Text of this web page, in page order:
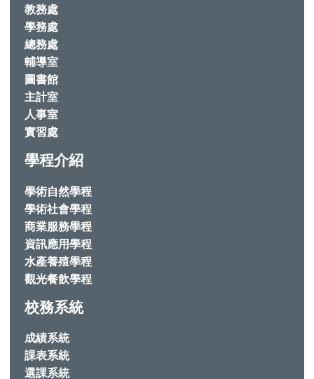
教務處
學務處
總務處
輔導室
圖書館
主計室
人事室
實習處
學程介紹
學術自然學程
學術社會學程
商業服務學程
資訊應用學程
水產養殖學程
觀光餐飲學程
校務系統
成績系統
課表系統
選課系統